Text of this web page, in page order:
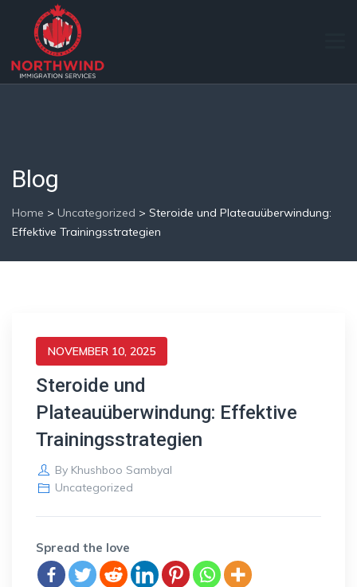
Blog
Home > Uncategorized > Steroide und Plateauüberwindung:
Effektive Trainingsstrategien
NOVEMBER 10, 2025
Steroide und
Plateauüberwindung: Effektive
Trainingsstrategien
By Khushboo Sambyal
Uncategorized
Spread the love